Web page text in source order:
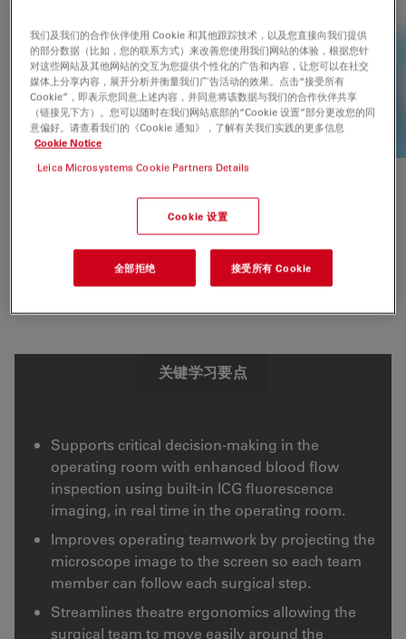
增强现实平台
在本视频中，显微外科主任 Küntscher 教授及其团队实施
了一例桡侧前臂游离皮瓣阴茎成形术，并采用 ICG 荧光成
像技术全程展示从吻合口到阴茎远端皮瓣的血流情况。
Küntscher 教授演示了 GLOW800 AR 系统在常规临床指征
之外为血流监测提供的额外保障。
关键学习要点
Supports critical decision-making in the
operating room with enhanced blood flow
inspection using built-in ICG fluorescence
imaging, in real time in the operating room.
Improves operating teamwork by projecting the
microscope image to the screen so each team
member can follow each surgical step.
Streamlines theatre ergonomics allowing the
surgical team to move easily around the
我们及我们的合作伙伴使用 Cookie 和其他跟踪技术，以及您直接向我们提供
的部分数据（比如，您的联系方式）来改善您使用我们网站的体验，根据您针
对这些网站及其他网站的交互为您提供个性化的广告和内容，让您可以在社交
媒体上分享内容，展开分析并衡量我们广告活动的效果。点击“接受所有
Cookie”，即表示您同意上述内容，并同意将该数据与我们的合作伙伴共享
（链接见下方）。您可以随时在我们网站底部的“Cookie 设置”部分更改您的同
意偏好。请查看我们的《Cookie 通知》，了解有关我们实践的更多信息
Cookie Notice
Leica Microsystems Cookie Partners Details
Cookie 设置
全部拒绝 接受所有 Cookie